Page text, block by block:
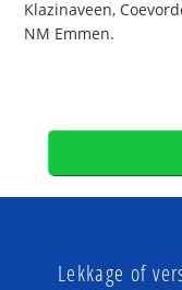
Klazinaveen,
NM Emmen.
Lekkage of